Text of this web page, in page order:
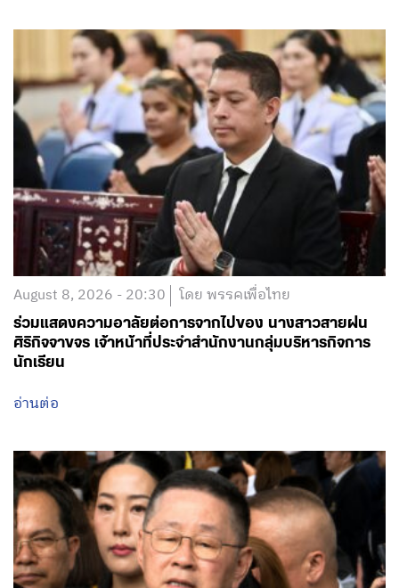
August 8, 2026 - 20:30 โดย พรรคเพื่อไทย
ร่วมแสดงความอาลัยต่อการจากไปของ นางสาวสายฝน
ศิริกิจจาขจร เจ้าหน้าที่ประจำสำนักงานกลุ่มบริหารกิจการ
นักเรียน
อ่านต่อ